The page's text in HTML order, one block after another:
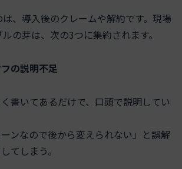
、導入後のクレームや解約です。現場
の芽は、次の3つに集約されます。
の説明不足
書いてあるだけで、口頭で説明してい
ンなので後から変えられない」と誤解
てしまう。